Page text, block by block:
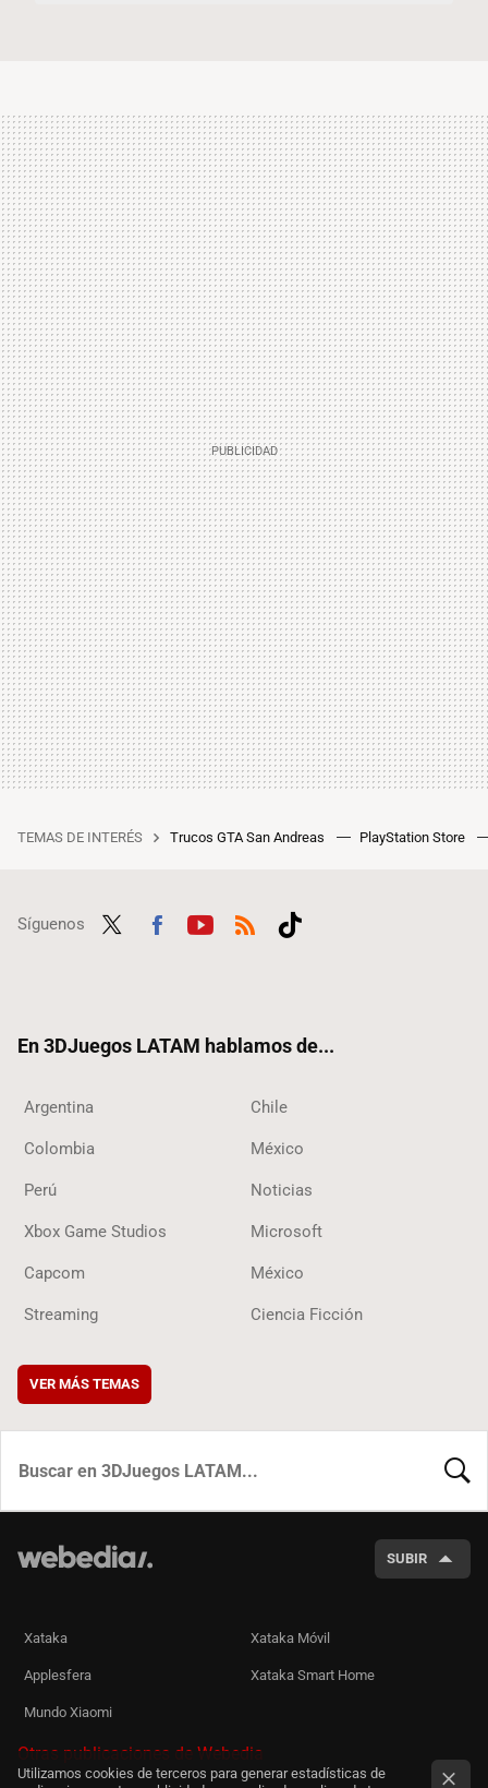
TEMAS DE INTERÉS Trucos GTA San Andreas PlayStation Store
Síguenos
En 3DJuegos LATAM hablamos de...
Argentina Chile
Colombia México
Perú Noticias
Xbox Game Studios Microsoft
Capcom México
Streaming Ciencia Ficción
VER MÁS TEMAS
SUBIR
Xataka Xataka Móvil
Applesfera Xataka Smart Home
Mundo Xiaomi
Otras publicaciones de Webedia
Utilizamos cookies de terceros para generar estadísticas de